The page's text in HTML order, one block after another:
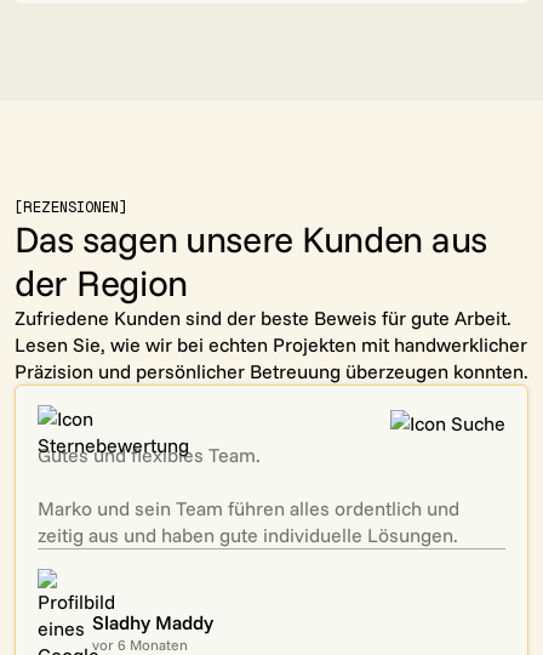
[REZENSIONEN]
Das sagen unsere Kunden aus
der Region
Zufriedene Kunden sind der beste Beweis für gute Arbeit.
Lesen Sie, wie wir bei echten Projekten mit handwerklicher
Präzision und persönlicher Betreuung überzeugen konnten.
Gutes und flexibles Team.
Marko und sein Team führen alles ordentlich und
zeitig aus und haben gute individuelle Lösungen.
Sladhy Maddy
vor 6 Monaten